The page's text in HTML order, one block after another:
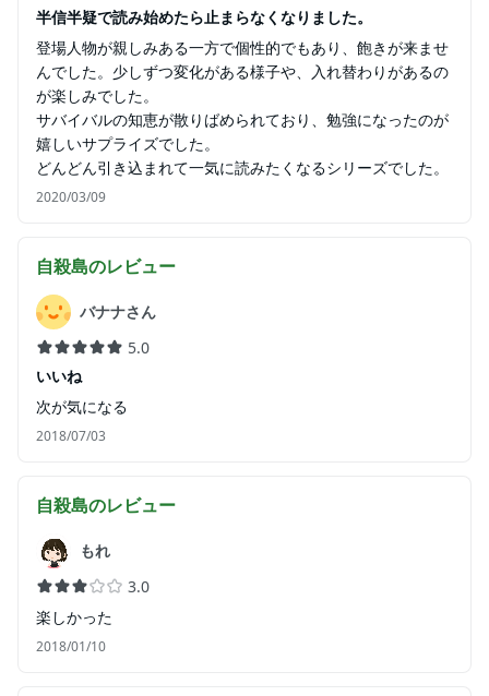
半信半疑で読み始めたら止まらなくなりました。
登場人物が親しみある一方で個性的でもあり、飽きが来ませ
んでした。少しずつ変化がある様子や、入れ替わりがあるの
が楽しみでした。
サバイバルの知恵が散りばめられており、勉強になったのが
嬉しいサプライズでした。
どんどん引き込まれて一気に読みたくなるシリーズでした。
2020/03/09
自殺島のレビュー
バナナさん
5.0
いいね
次が気になる
2018/07/03
自殺島のレビュー
もれ
3.0
楽しかった
2018/01/10